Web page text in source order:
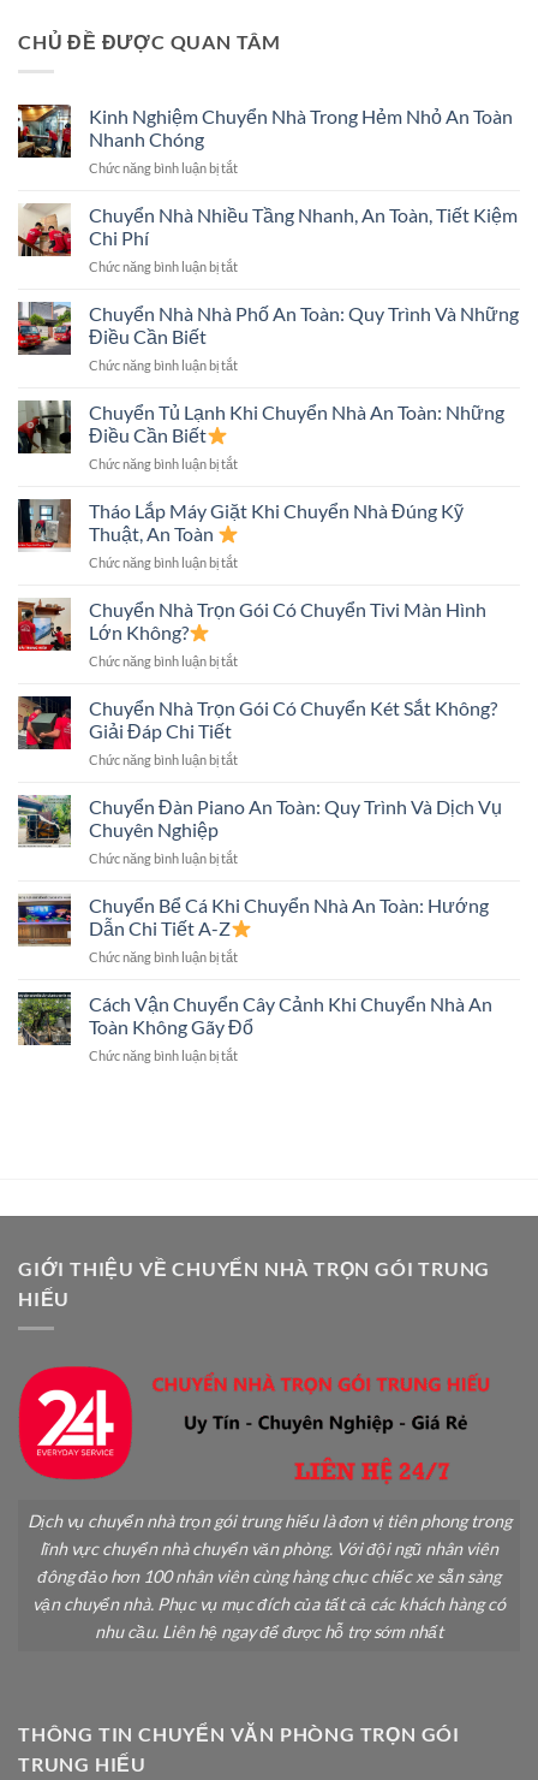
CHỦ ĐỀ ĐƯỢC QUAN TÂM
Kinh Nghiệm Chuyển Nhà Trong Hẻm Nhỏ An Toàn
Nhanh Chóng
Chức năng bình luận bị tắtở
Nghiệm
Chuyển
Trong
Nhỏ
Nhanh
Chuyển Nhà Nhiều Tầng Nhanh, An Toàn, Tiết Kiệm
Chi Phí
Chức năng bình luận bị tắtở
Nhà
Nhiều
Nhanh,
Toàn,
Chi
Chuyển Nhà Nhà Phố An Toàn: Quy Trình Và Những
Điều Cần Biết
Chức năng bình luận bị tắtở
Nhà
Nhà
An
Quy
Những
Cần
Chuyển Tủ Lạnh Khi Chuyển Nhà An Toàn: Những
Điều Cần Biết
Chức năng bình luận bị tắtở
Tủ
Lạnh
Chuyển
An
Điều
Biết
Tháo Lắp Máy Giặt Khi Chuyển Nhà Đúng Kỹ
Thuật, An Toàn
Chức năng bình luận bị tắtở
Lắp
Máy
Khi
Nhà
Thuật,
Toàn
Chuyển Nhà Trọn Gói Có Chuyển Tivi Màn Hình
Lớn Không?
Chức năng bình luận bị tắtở
Nhà
Trọn
Có
Tivi
Lớn
Chuyển Nhà Trọn Gói Có Chuyển Két Sắt Không?
Giải Đáp Chi Tiết
Chức năng bình luận bị tắtở
Nhà
Trọn
Có
Két
Sắt
Không?
Giải
Chi
Tiết
Chuyển Đàn Piano An Toàn: Quy Trình Và Dịch Vụ
Chuyên Nghiệp
Chức năng bình luận bị tắtở
Đàn
Piano
An
Toàn:
Trình
Và
Vụ
Chuyển Bể Cá Khi Chuyển Nhà An Toàn: Hướng
Dẫn Chi Tiết A-Z
Chức năng bình luận bị tắtở
Bể
Cá
Khi
Chuyển
A-
Cách Vận Chuyển Cây Cảnh Khi Chuyển Nhà An
Toàn Không Gãy Đổ
Chức năng bình luận bị tắtở
Nhà
Toàn
Không
GIỚI THIỆU VỀ CHUYỂN NHÀ TRỌN GÓI TRUNG
HIẾU
Dịch vụ chuyển nhà trọn gói trung hiếu là đơn vị tiên phong trong
lĩnh vực chuyển nhà chuyển văn phòng. Với đội ngũ nhân viên
đông đảo hơn 100 nhân viên cùng hàng chục chiếc xe sẵn sàng
vận chuyển nhà. Phục vụ mục đích của tất cả các khách hàng có
nhu cầu. Liên hệ ngay để được hỗ trợ sớm nhất
THÔNG TIN CHUYỂN VĂN PHÒNG TRỌN GÓI
TRUNG HIẾU